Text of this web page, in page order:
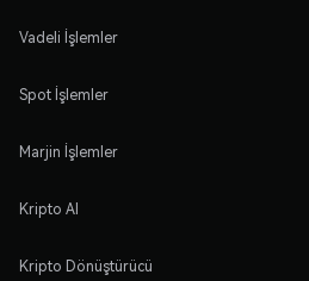
Vadeli İşlemler
Spot İşlemler
Marjin İşlemler
Kripto Al
Kripto Dönüştürücü